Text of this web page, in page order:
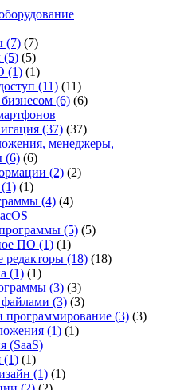
(7) (7)
(5) (5)
(1) (1)
(11) (11)
(6) (6)
(37) (37)
менеджеры,
(6) (6)
(2) (2)
(1) (1)
(4) (4)
(5) (5)
ПО (1) (1)
редакторы (18) (18)
(1) (1)
(3) (3)
(3) (3)
программирование (3) (3)
(1) (1)
(SaaS)
(1) (1)
(1) (1)